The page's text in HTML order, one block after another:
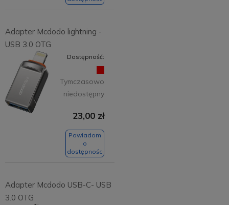
Adapter Mcdodo lightning -
USB 3.0 OTG
Dostępność:
Tymczasowo
niedostępny
23,00 zł
Powiadom
o
dostępności
Adapter Mcdodo USB-C- USB
3.0 OTG